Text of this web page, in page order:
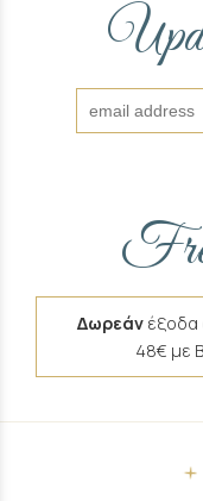
Δωρεάν έξοδα
48€ με